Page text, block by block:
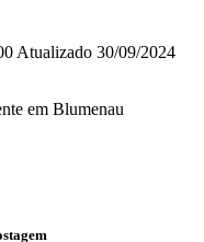
Atualizado 30/09/2024